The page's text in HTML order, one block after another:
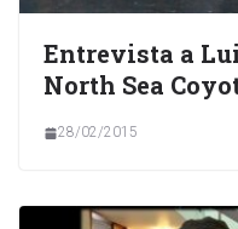
Entrevista a
North Sea
28/02/2015